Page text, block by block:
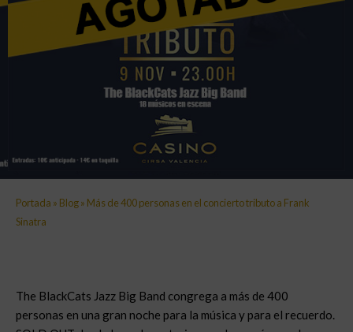
Portada » Blog» Más de 400 personas en el concierto tributo a Frank
Sinatra
The BlackCats Jazz Big Band congrega a más de 400
personas en una gran noche para la música y para el recuerdo.